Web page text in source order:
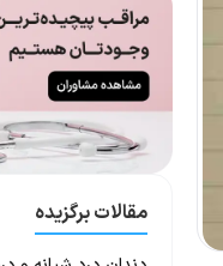
مقالات برگزیده